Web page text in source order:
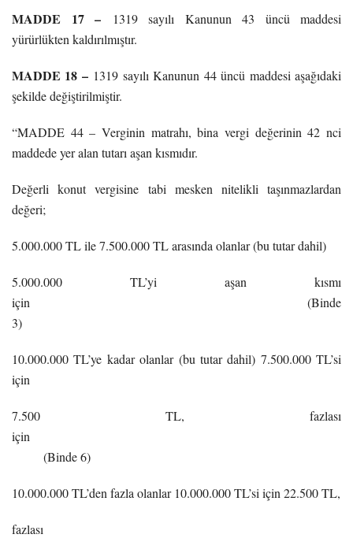
MADDE 17 – 1319 sayılı Kanunun 43 üncü maddesi
yürürlükten kaldırılmıştır.
MADDE 18 –1319 sayılı Kanunun 44 üncü maddesi aşağıdaki
şekilde değiştirilmiştir.
“MADDE 44 – Verginin matrahı, bina vergi değerinin 42 nci
maddede yer alan tutarı aşan kısmıdır.
Değerli konut vergisine tabi mesken nitelikli taşınmazlardan
değeri;
5.000.000 TL ile 7.500.000 TL arasında olanlar (bu tutar dahil)
5.000.000 TL’yi aşan kısmı
için (Binde
3)
10.000.000 TL’ye kadar olanlar (bu tutar dahil) 7.500.000 TL’si
için
7.500 TL, fazlası
için
(Binde 6)
10.000.000 TL’den fazla olanlar 10.000.000 TL’si için 22.500 TL,
fazlası